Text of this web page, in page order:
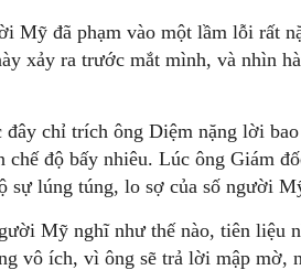
Mỹ đã phạm vào một lầm lỗi rất
xảy ra trước mắt mình, và nhìn
chỉ trích ông Diệm nặng lời
chế độ bấy nhiêu. Lúc ông Giám
sự lúng túng, lo sợ của số người
Mỹ nghĩ như thế nào, tiên liệu
vô ích, vì ông sẽ trả lời mập mờ,